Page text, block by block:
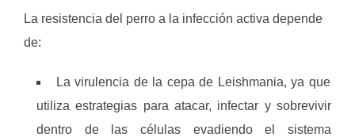
La resistencia del perro a la infección activa depende
de:
La virulencia de la cepa de Leishmania, ya que
utiliza estrategias para atacar, infectar y sobrevivir
dentro de las células evadiendo el sistema